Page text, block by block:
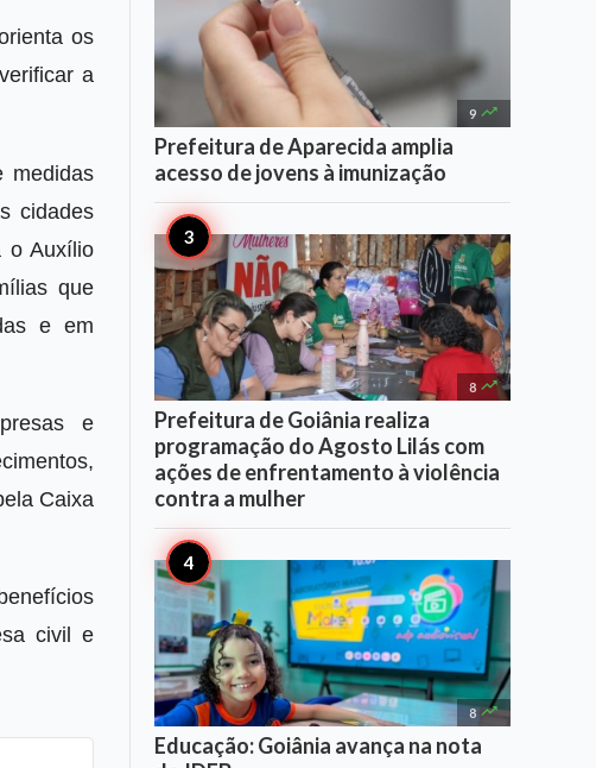
os
a
medidas
cidades
o Auxílio
que
e em
e
Caixa
civil e
9 
Prefeitura de Aparecida amplia
acesso de jovens à imunização
8 
Prefeitura de Goiânia realiza
programação do Agosto Lilás com
ações de enfrentamento à violência
contra a mulher
8 
Educação: Goiânia avança na nota